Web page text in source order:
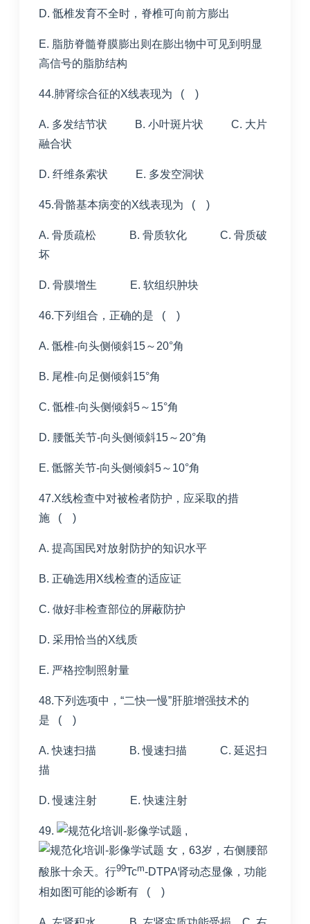
D. 骶椎发育不全时，脊椎可向前方膨出
E. 脂肪脊髓脊膜膨出则在膨出物中可见到明显
高信号的脂肪结构
44.肺肾综合征的X线表现为 ( )
A. 多发结节状 B. 小叶斑片状 C. 大片
融合状
D. 纤维条索状 E. 多发空洞状
45.骨骼基本病变的X线表现为 ( )
A. 骨质疏松 B. 骨质软化 C. 骨质破
坏
D. 骨膜增生 E. 软组织肿块
46.下列组合，正确的是 ( )
A. 骶椎-向头侧倾斜15～20°角
B. 尾椎-向足侧倾斜15°角
C. 骶椎-向头侧倾斜5～15°角
D. 腰骶关节-向头侧倾斜15～20°角
E. 骶髂关节-向头侧倾斜5～10°角
47.X线检查中对被检者防护，应采取的措
施 ( )
A. 提高国民对放射防护的知识水平
B. 正确选用X线检查的适应证
C. 做好非检查部位的屏蔽防护
D. 采用恰当的X线质
E. 严格控制照射量
48.下列选项中，“二快一慢”肝脏增强技术的
是 ( )
A. 快速扫描 B. 慢速扫描 C. 延迟扫
描
D. 慢速注射 E. 快速注射
49.
,
女，63岁，右侧腰部
酸胀十余天。行99Tcm-DTPA肾动态显像，功能
相如图可能的诊断有 ( )